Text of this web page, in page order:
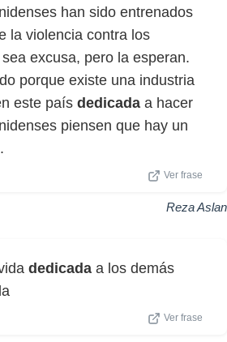
han sido entrenados
la violencia contra los
excusa, pero la esperan.
porque existe una industria
este país dedicada a hacer
piensen que hay un
Ver frase
Reza Aslan
dedicada a los demás
Ver frase